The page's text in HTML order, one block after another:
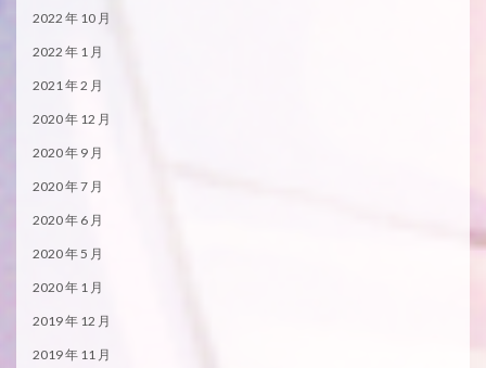
2022 年 10 月
2022 年 1 月
2021 年 2 月
2020 年 12 月
2020 年 9 月
2020 年 7 月
2020 年 6 月
2020 年 5 月
2020 年 1 月
2019 年 12 月
2019 年 11 月